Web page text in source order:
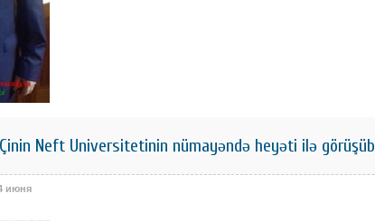
Neft Universitetinin nümayəndə heyəti ilə görüşüb
июня